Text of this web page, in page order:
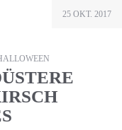
25 OKT. 2017